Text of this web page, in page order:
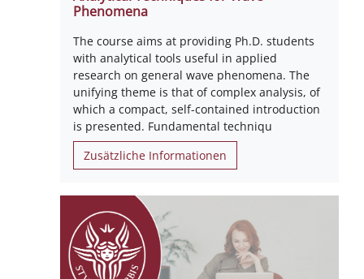
Phenomena
The course aims at providing Ph.D. students
with analytical tools useful in applied
research on general wave phenomena. The
unifying theme is that of complex analysis, of
which a compact, self-contained introduction
is presented. Fundamental techniqu
Zusätzliche Informationen